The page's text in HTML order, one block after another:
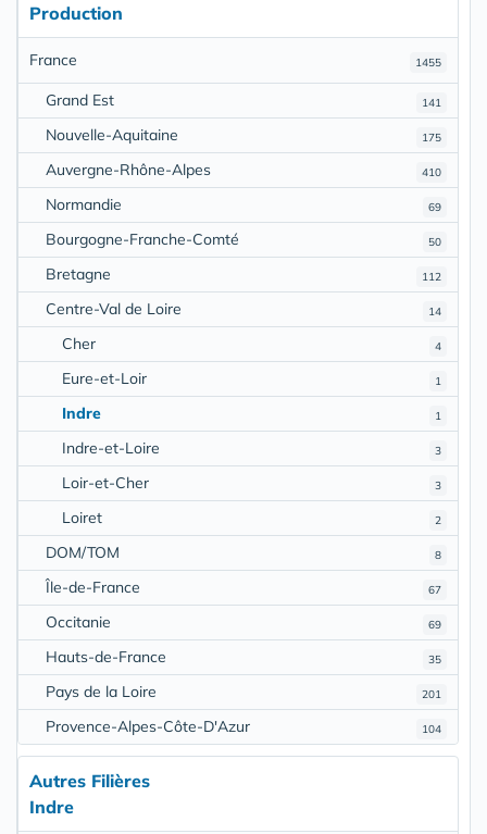
Production
1455
France
141
Grand Est
175
Nouvelle-Aquitaine
410
Auvergne-Rhône-Alpes
69
Normandie
50
Bourgogne-Franche-Comté
112
Bretagne
14
Centre-Val de Loire
4
Cher
1
Eure-et-Loir
1
Indre
3
Indre-et-Loire
3
Loir-et-Cher
2
Loiret
8
DOM/TOM
67
Île-de-France
69
Occitanie
35
Hauts-de-France
201
Pays de la Loire
104
Provence-Alpes-Côte-D'Azur
Autres Filières
Indre